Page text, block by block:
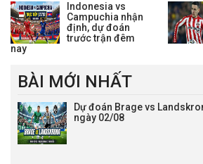
Indonesia vs
Campuchia nhận
định, dự đoán
trước trận đêm
nay
BÀI MỚI NHẤT
Dự đoán Brage vs
ngày 02/08